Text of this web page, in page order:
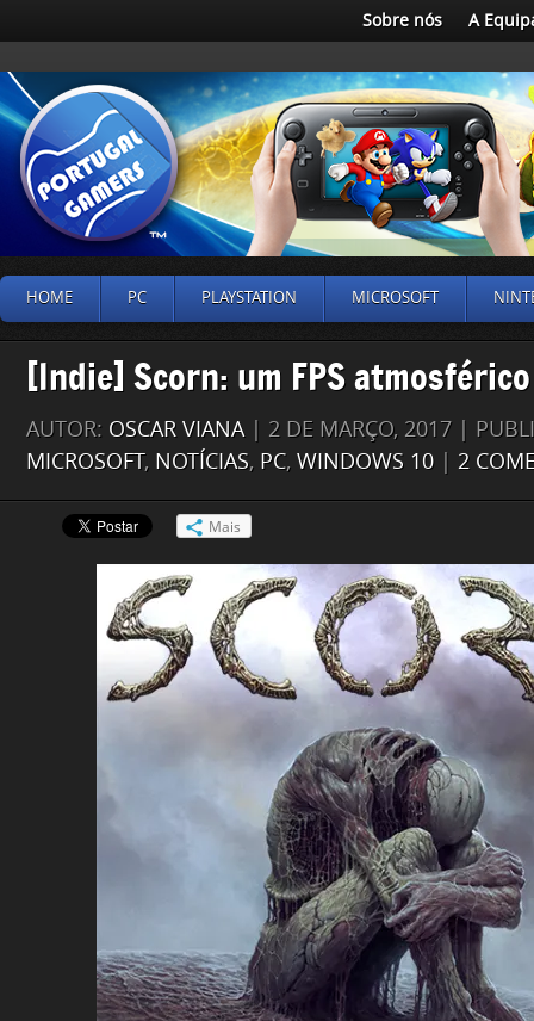
Sobre nós A
HOME PC PLAYSTATION MICROSOFT
[Indie] Scorn: um FPS
AUTOR: OSCAR VIANA| 2 DE MARÇO, 2017 |
MICROSOFT, NOTÍCIAS, PC, WINDOWS 10 2
Mais